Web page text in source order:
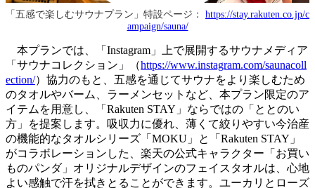
「五感で楽しむサウナプラン」特設ページ： https://stay.rakuten.co.jp/c
ampaign/sauna/
本プランでは、「Instagram」上で展開するサウナメディア
「サウナコレクション」（https://www.instagram.com/saunacoll
ection/）協力のもと、五感を通じてサウナをより楽しむため
のタオルやバーム、ラーメンセットなど、本プラン限定のア
イテムを用意し、「Rakuten STAY」ならではの「ととのい
方」を提案します。吸収力に優れ、薄くて絞りやすい今治産
の機能的なタオルシリーズ「MOKU」と「Rakuten STAY」
がコラボレーションした、楽天の公式キャラクター「お買い
ものパンダ」オリジナルデザインのフェイスタオルは、心地
よい感触で汗を拭きとることができます。ユーカリとローズ